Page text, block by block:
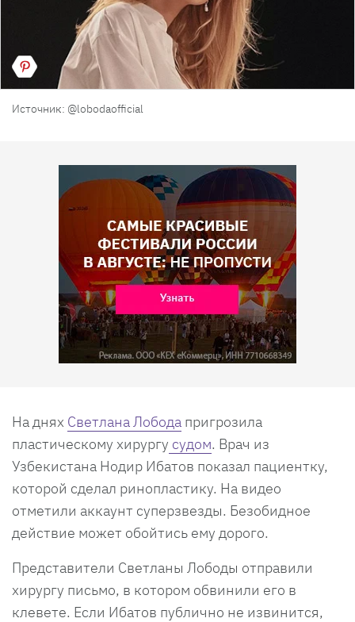
Источник: @lobodaofficial
На днях Светлана Лобода пригрозила
пластическому хирургу судом. Врач из
Узбекистана Нодир Ибатов показал пациентку,
которой сделал ринопластику. На видео
отметили аккаунт суперзвезды. Безобидное
действие может обойтись ему дорого.
Представители Светланы Лободы отправили
хирургу письмо, в котором обвинили его в
клевете. Если Ибатов публично не извинится,